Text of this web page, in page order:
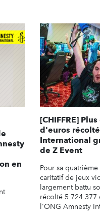
en
[CHIFFRE]
d'euros
International
de Z Event
Pour sa
caritatif de jeux
largement battu
récolté 5 724
l'ONG Amnesty